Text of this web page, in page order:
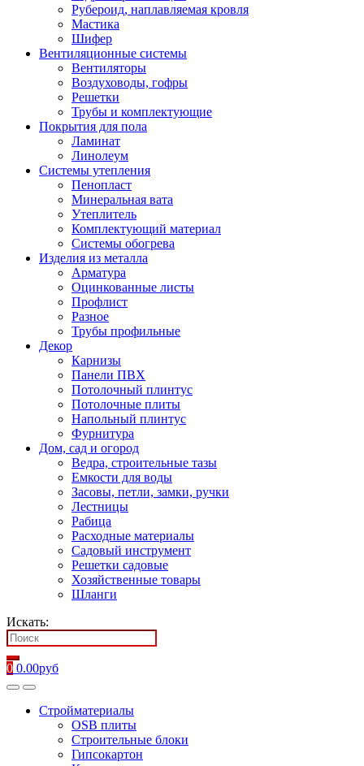
Рубероид, наплавляемая кровля
Мастика
Шифер
Вентиляционные системы
Вентиляторы
Воздуховоды, гофры
Решетки
Трубы и комплектующие
Покрытия для пола
Ламинат
Линолеум
Системы утепления
Пенопласт
Минеральная вата
Утеплитель
Комплектующий материал
Системы обогрева
Изделия из металла
Арматура
Оцинкованные листы
Профлист
Разное
Трубы профильные
Декор
Карнизы
Панели ПВХ
Потолочный плинтус
Потолочные плиты
Напольный плинтус
Фурнитура
Дом, сад и огород
Ведра, строительные тазы
Емкости для воды
Засовы, петли, замки, ручки
Лестницы
Рабица
Расходные материалы
Садовый инструмент
Решетки садовые
Хозяйственные товары
Шланги
Искать:
0 0.00руб
Стройматериалы
OSB плиты
Строительные блоки
Гипсокартон